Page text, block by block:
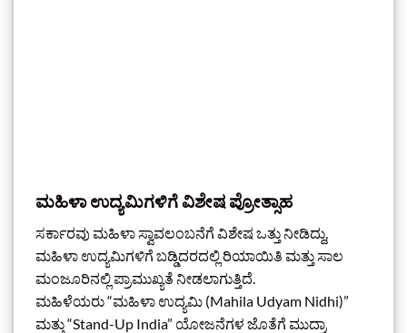
ಮಹಿಳಾ ಉದ್ಯಮಿಗಳಿಗೆ ವಿಶೇಷ ಪ್ರೋತ್ಸಾಹ
ಸರ್ಕಾರವು ಮಹಿಳಾ ಸ್ವಾವಲಂಬನೆಗೆ ವಿಶೇಷ ಒತ್ತು ನೀಡಿದ್ದು,
ಮಹಿಳಾ ಉದ್ಯಮಿಗಳಿಗೆ ಬಡ್ಡಿದರದಲ್ಲಿ ರಿಯಾಯಿತಿ ಮತ್ತು ಸಾಲ
ಮಂಜೂರಿನಲ್ಲಿ ಪ್ರಾಮುಖ್ಯತೆ ನೀಡಲಾಗುತ್ತಿದೆ.
ಮಹಿಳೆಯರು “ಮಹಿಳಾ ಉದ್ಯಮಿ (Mahila Udyam Nidhi)”
ಮತ್ತು “Stand-Up India” ಯೋಜನೆಗಳ ಜೊತೆಗೆ ಮುದ್ರಾ